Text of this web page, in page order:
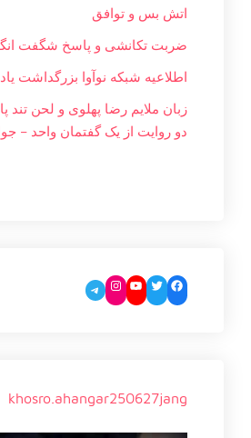
اتش بس و توافق
ضربت تکانشی و پاسخ شگفت
اطلاعیه شبکه نوآوا بزرگداشت
زبان ملایم‌ رضا پهلوی و لحن تند
دو روایت از یک گفتمان واحد –
Facebook
Twitter
YouTube
Instagram
Telegram
khosro.ahangar250627jang